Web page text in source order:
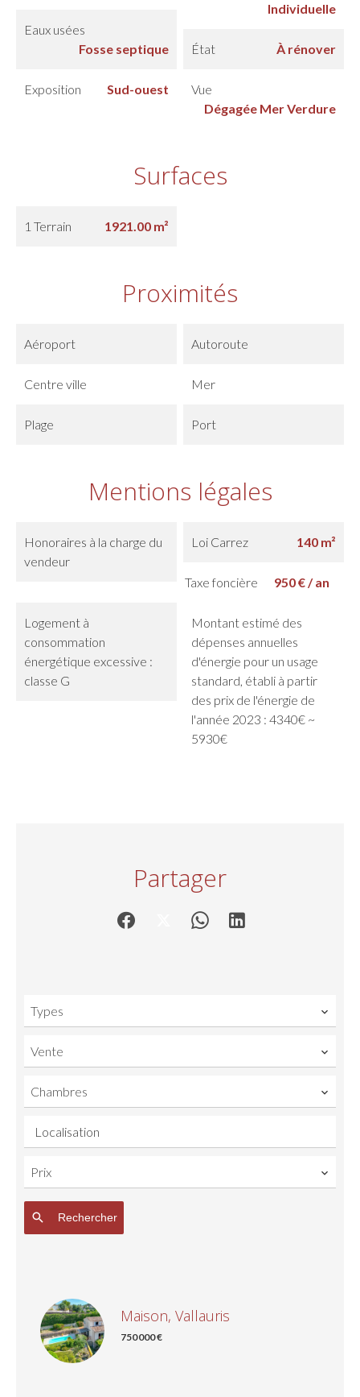
Individuelle
Eaux usées
Fosse septique
État À rénover
Exposition Sud-ouest
Vue
Dégagée Mer Verdure
Surfaces
1 Terrain 1921.00 m²
Proximités
Aéroport Autoroute
Centre ville Mer
Plage Port
Mentions légales
Honoraires à la charge du
vendeur
Loi Carrez 140 m²
Taxe foncière 950 € / an
Montant estimé des
dépenses annuelles
d'énergie pour un usage
standard, établi à partir
des prix de l'énergie de
l'année 2023 : 4340€ ~
5930€
Logement à
consommation
énergétique excessive :
classe G
Partager
Types
Vente
Chambres
Localisation
Prix
Rechercher
Maison, Vallauris
750 000 €